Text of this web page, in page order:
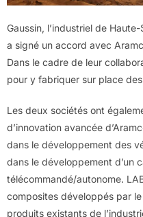
Gaussin, l’industriel de
a signé un accord avec
Dans le cadre de leur
pour y fabriquer sur place
Les deux sociétés ont
d’innovation avancée
dans le développement des
dans le développement d’un
télécommandé/autonome.
composites développés par
produits existants de